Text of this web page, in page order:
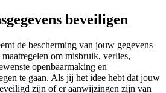
beveiligen
de bescherming van jouw gegevens
maatregelen om misbruik, verlies,
openbaarmaking en
te gaan. Als jij het idee hebt dat jouw
zijn of er aanwijzingen zijn van